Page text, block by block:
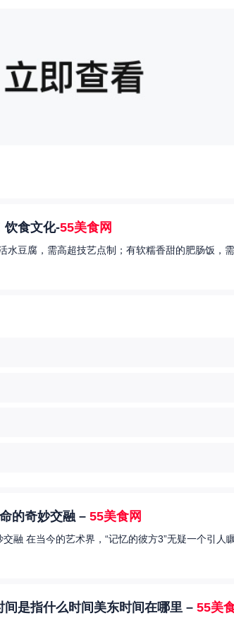
饮食文化-55美食网
水豆腐，需高超技艺点制；有软糯香甜的肥肠饭
的奇妙交融 – 55美食网
融 在当今的艺术界，“记忆的彼方3”无疑一个引
是指什么时间美东时间在哪里 – 55美